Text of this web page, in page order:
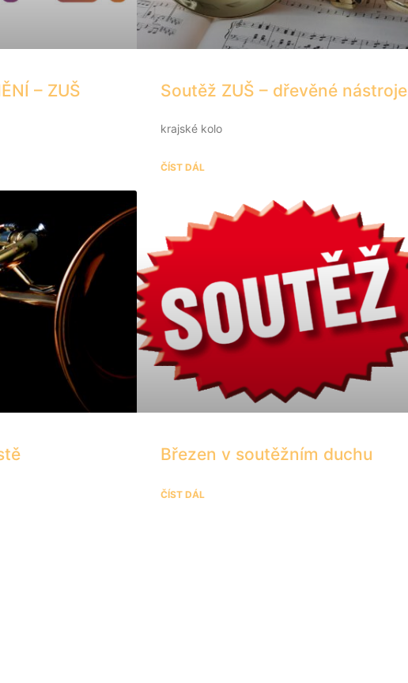
– ZUŠ
Soutěž ZUŠ – dřevěné nástroje
krajské kolo
ČÍST DÁL
Březen v soutěžním duchu
ČÍST DÁL